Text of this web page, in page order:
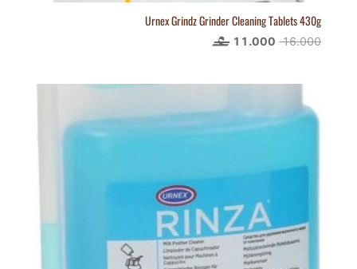
Urnex Grindz Grinder Cleaning Tablets 430g
16.000 السعر
11.000